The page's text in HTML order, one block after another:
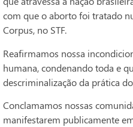
com que o aborto foi tratado
Corpus, no STF.
Reafirmamos nossa
humana, condenando toda e
descriminalização da prática
Conclamamos nossas
manifestarem publicamente